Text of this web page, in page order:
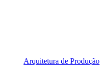
Arquitetura de Produção